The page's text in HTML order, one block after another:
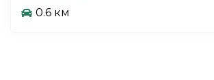
0.6 км